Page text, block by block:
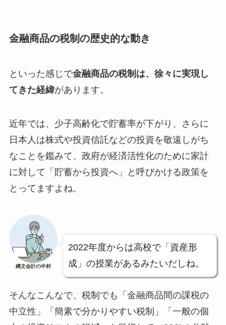
金融商品の税制の歴史的な動き
といった感じで金融商品の税制は、徐々に実現し
てきた経緯があります。
近年では、少子高齢化で貯蓄率が下がり、さらに
日本人は株式や投資信託などの投資を敬遠しがち
なことを鑑みて、政府が経済活性化のために家計
に対して「貯蓄から投資へ」と呼びかける政策を
とってますよね。
縄文会計の中村
2022年度からは高校で「資産形
成」の授業があるみたいだしね。
そんなこんなで、税制でも「金融商品間の課税の
中立性」「簡素で分かりやすい税制」「一般の個